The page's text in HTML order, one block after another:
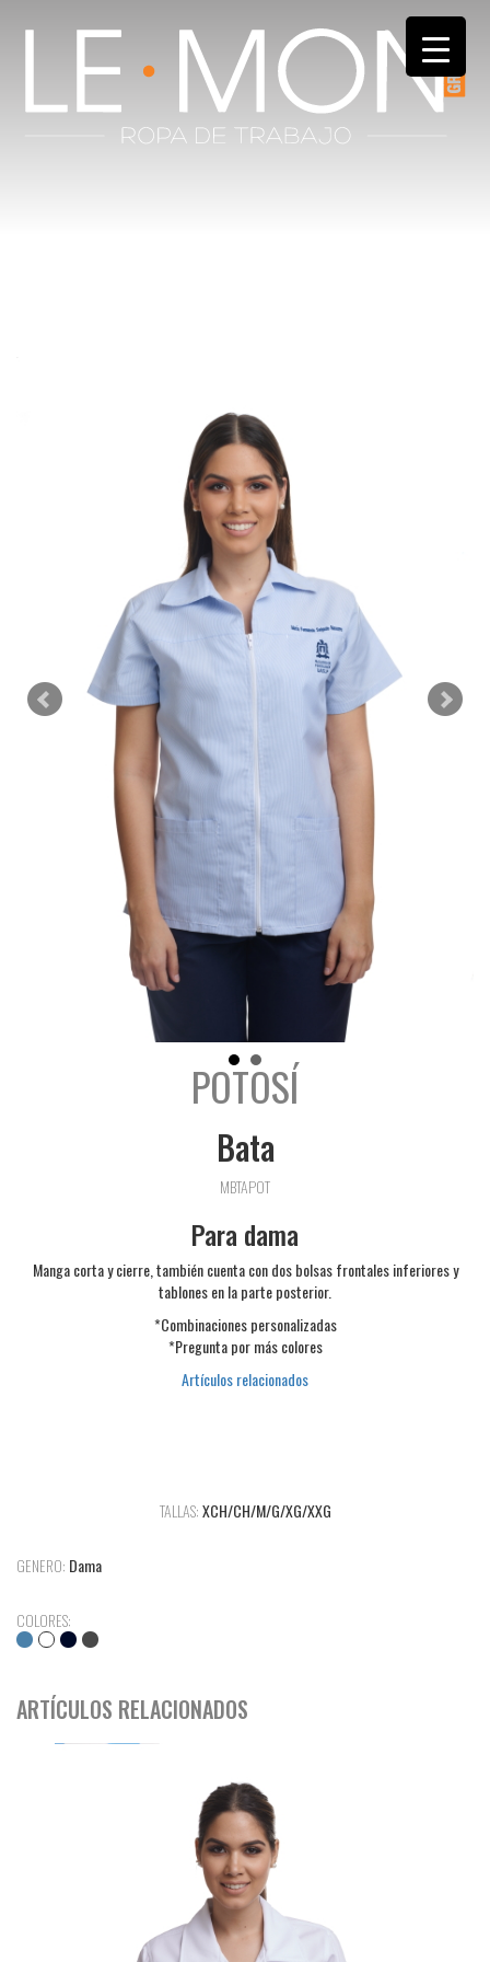
POTOSÍ
Bata
MBTAPOT
Para dama
Manga corta y cierre, también cuenta con dos bolsas frontales inferiores y
tablones en la parte posterior.
*Combinaciones personalizadas
*Pregunta por más colores
Artículos relacionados
TALLAS:XCH/CH/M/G/XG/XXG
GENERO: Dama
COLORES:
ARTÍCULOS RELACIONADOS